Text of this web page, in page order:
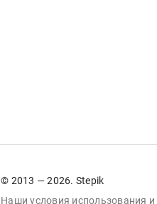
© 2013 — 2026. Stepik
Наши условия использования и